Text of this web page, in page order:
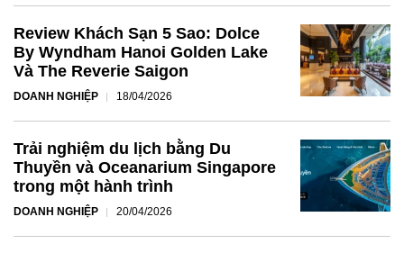
Review Khách Sạn 5 Sao: Dolce
By Wyndham Hanoi Golden Lake
Và The Reverie Saigon
DOANH NGHIỆP 18/04/2026
Trải nghiệm du lịch bằng Du
Thuyền và Oceanarium Singapore
trong một hành trình
DOANH NGHIỆP 20/04/2026